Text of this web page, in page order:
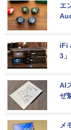
エ
iFi
3
AI
ぜ
メ